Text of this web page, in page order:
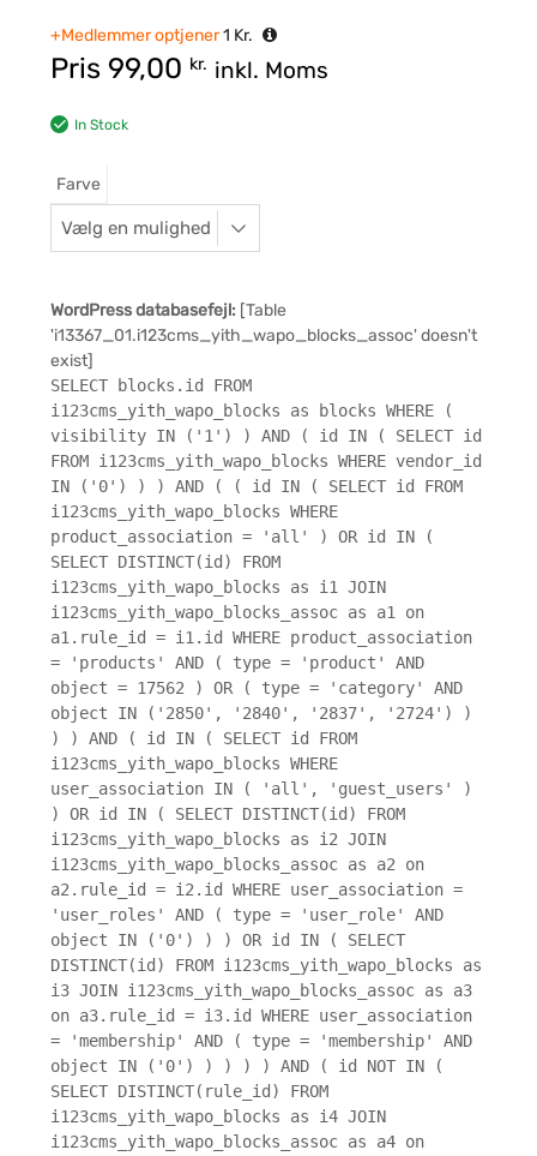
+Medlemmer optjener1 Kr.
Pris 99,00 kr. inkl. Moms
In Stock
Farve
WordPress databasefejl: [Table
'i13367_01.i123cms_yith_wapo_blocks_assoc' doesn't
exist]
SELECT blocks.id FROM
i123cms_yith_wapo_blocks as blocks WHERE (
visibility IN ('1') ) AND ( id IN ( SELECT id
FROM i123cms_yith_wapo_blocks WHERE vendor_id
IN ('0') ) ) AND ( ( id IN ( SELECT id FROM
i123cms_yith_wapo_blocks WHERE
product_association = 'all' ) OR id IN (
SELECT DISTINCT(id) FROM
i123cms_yith_wapo_blocks as i1 JOIN
i123cms_yith_wapo_blocks_assoc as a1 on
a1.rule_id = i1.id WHERE product_association
= 'products' AND ( type = 'product' AND
object = 17562 ) OR ( type = 'category' AND
object IN ('2850', '2840', '2837', '2724') )
) ) AND ( id IN ( SELECT id FROM
i123cms_yith_wapo_blocks WHERE
user_association IN ( 'all', 'guest_users' )
) OR id IN ( SELECT DISTINCT(id) FROM
i123cms_yith_wapo_blocks as i2 JOIN
i123cms_yith_wapo_blocks_assoc as a2 on
a2.rule_id = i2.id WHERE user_association =
'user_roles' AND ( type = 'user_role' AND
object IN ('0') ) ) OR id IN ( SELECT
DISTINCT(id) FROM i123cms_yith_wapo_blocks as
i3 JOIN i123cms_yith_wapo_blocks_assoc as a3
on a3.rule_id = i3.id WHERE user_association
= 'membership' AND ( type = 'membership' AND
object IN ('0') ) ) ) ) AND ( id NOT IN (
SELECT DISTINCT(rule_id) FROM
i123cms_yith_wapo_blocks as i4 JOIN
i123cms_yith_wapo_blocks_assoc as a4 on